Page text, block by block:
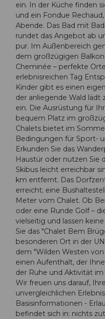
ein. In der Küche finden
und ein Fondue
Abende. Das Bad mit
rundet das Angebot ab
pur. Im Außenbereich
dem großzügigen
Cheminée – perfekte
erlebnisreichen Tag
Kinder gibt es einen
der anliegende Wald lädt
ein. Die Ausrüstung für
bequem Platz im
Chalets bietet im
Bedingungen für Sport-
Erkunden Sie das
Haustür oder nutzen Sie
Skibus leicht erreichbar
km entfernt. Das
erreicht; eine
Meter vom Chalet. Ob
oder eine Runde Golf –
vielseitig und lassen
Sie das "Chalet Bem
besonderen Ort in der
dem "Wilden Westen von
einen Aufenthalt, der
der Ruhe und Aktivität
Wir freuen uns darauf,
unvergleichlichen
Basisinformationen -
befindet sich in: nichts